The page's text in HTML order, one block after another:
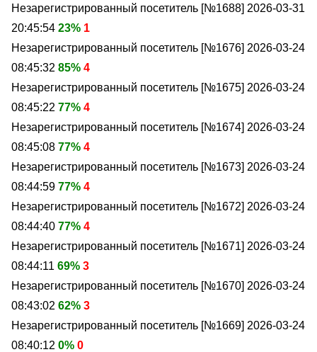
Незарегистрированный посетитель [№1688] 2026-03-31
20:45:54 23% 1
Незарегистрированный посетитель [№1676] 2026-03-24
08:45:32 85% 4
Незарегистрированный посетитель [№1675] 2026-03-24
08:45:22 77% 4
Незарегистрированный посетитель [№1674] 2026-03-24
08:45:08 77% 4
Незарегистрированный посетитель [№1673] 2026-03-24
08:44:59 77% 4
Незарегистрированный посетитель [№1672] 2026-03-24
08:44:40 77% 4
Незарегистрированный посетитель [№1671] 2026-03-24
08:44:11 69% 3
Незарегистрированный посетитель [№1670] 2026-03-24
08:43:02 62% 3
Незарегистрированный посетитель [№1669] 2026-03-24
08:40:12 0% 0